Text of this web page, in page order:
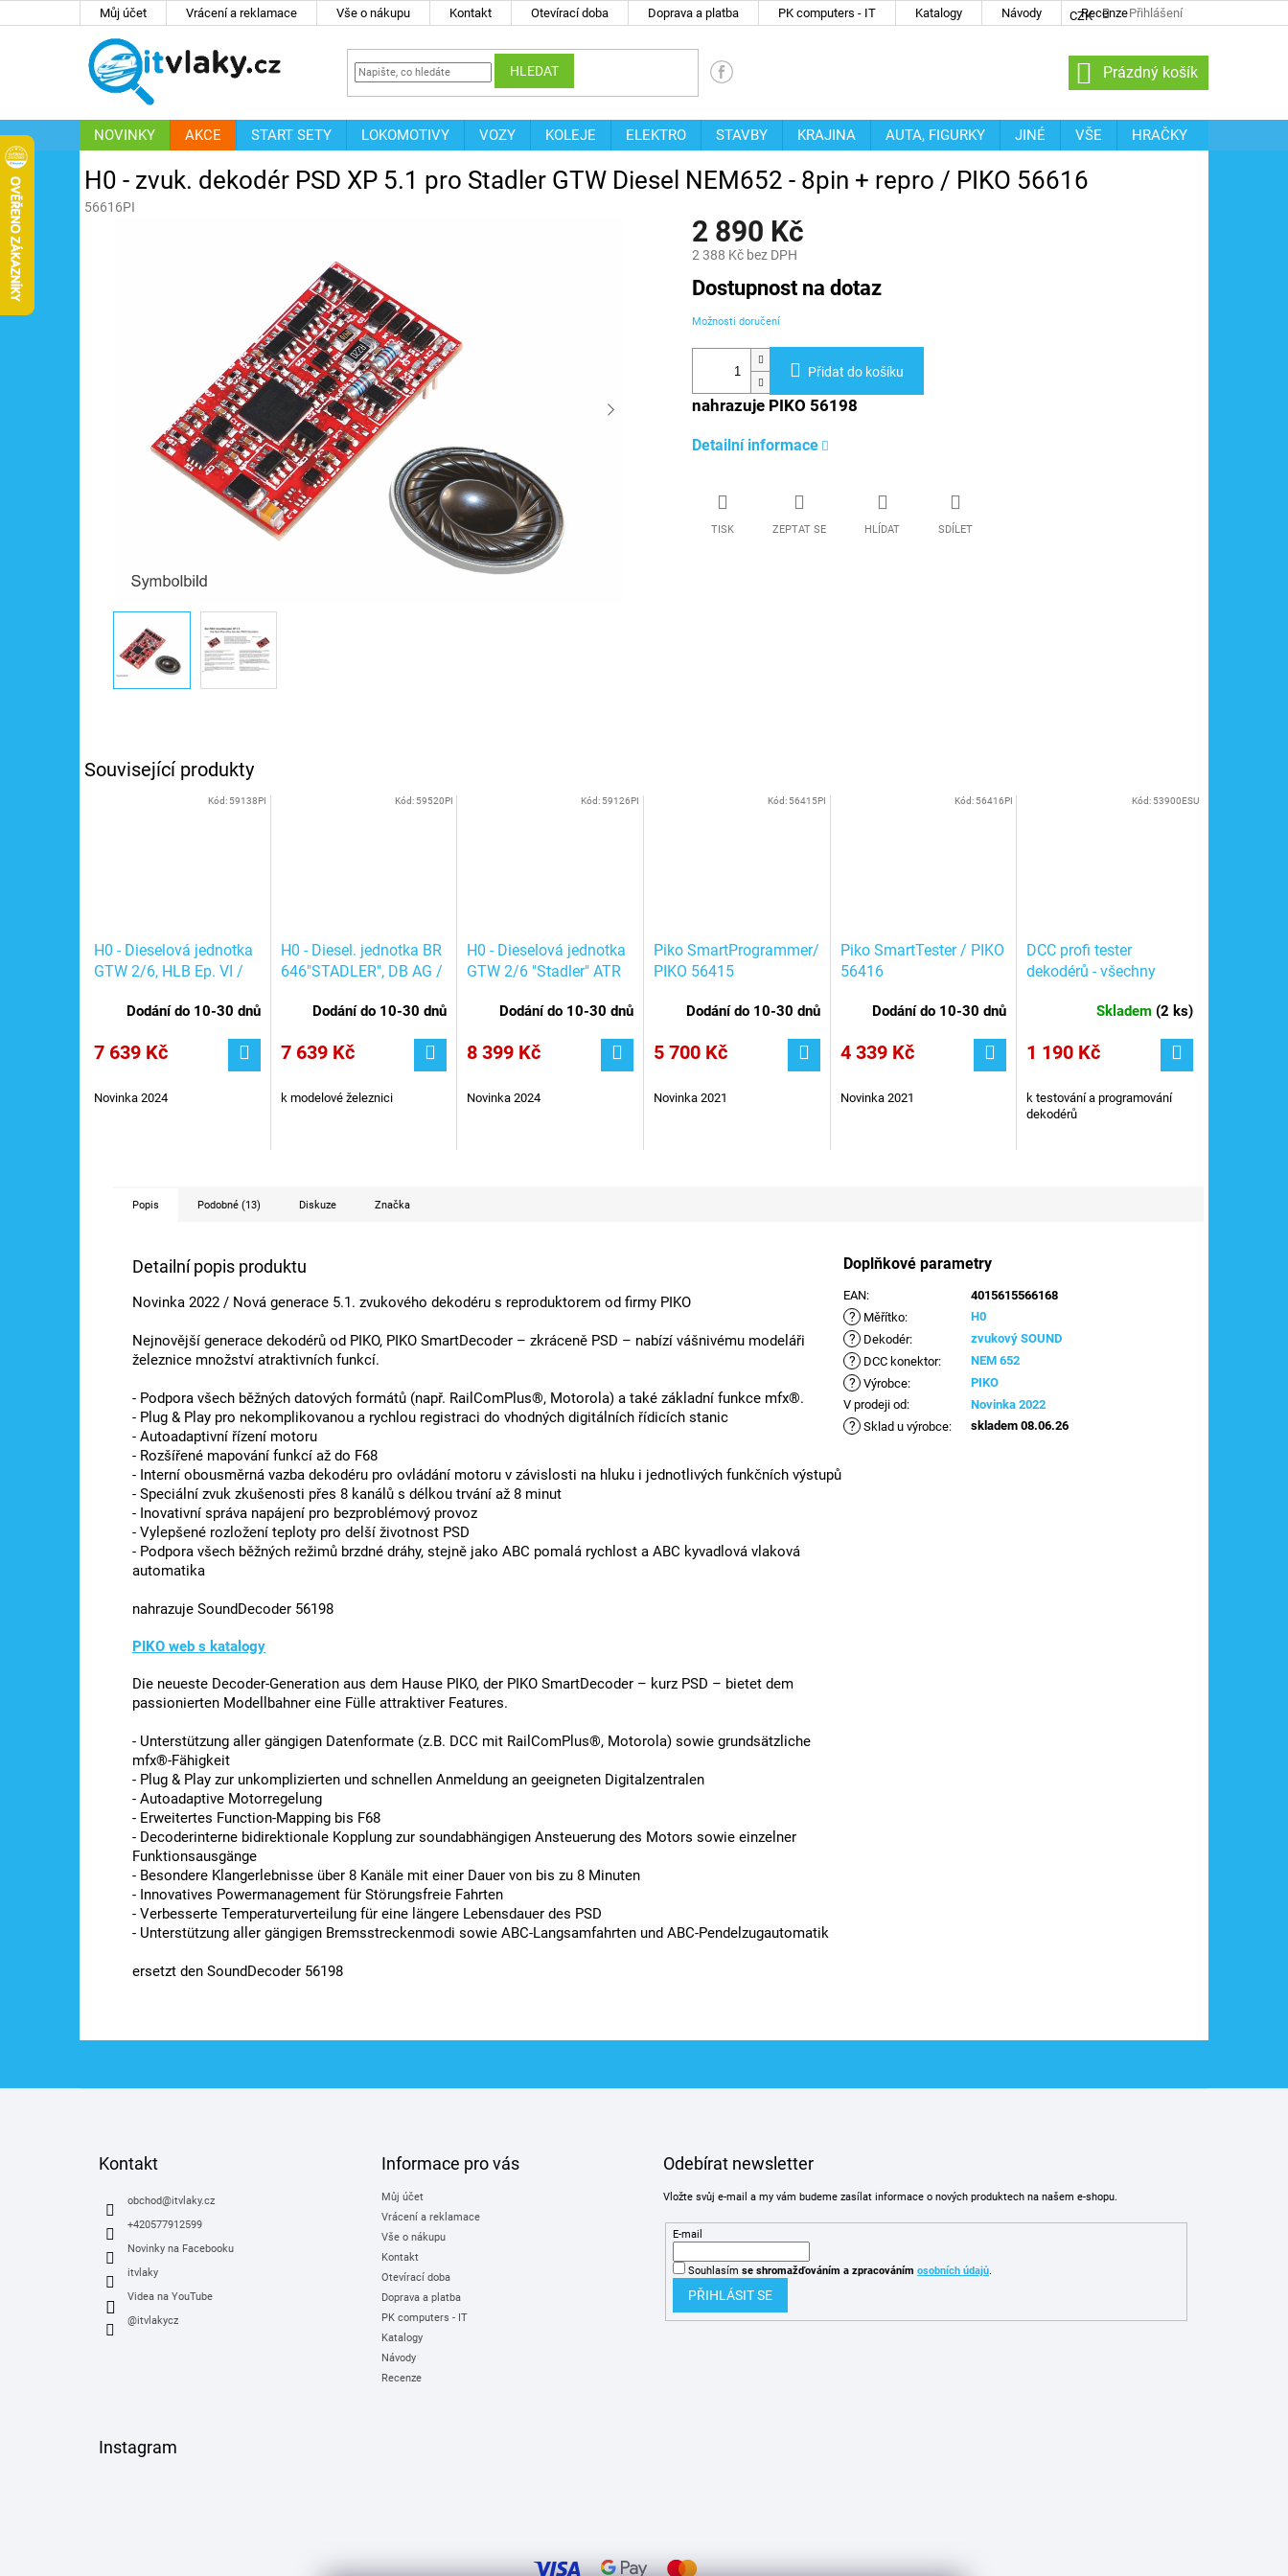
Můj účet Vrácení a reklamace Vše o nákupu Kontakt Otevírací doba Doprava a platba PK computers - IT Katalogy Návody Recenze
CZK Přihlášení
HLEDAT
NÁKUPNÍ
KOŠÍK
Prázdný košík
NOVINKY AKCE START SETY LOKOMOTIVY VOZY KOLEJE ELEKTRO STAVBY KRAJINA AUTA, FIGURKY JINÉ VŠE
HRAČKY
ZNAČKY
H0 - zvuk. dekodér PSD XP 5.1 pro Stadler GTW Diesel NEM652 - 8pin + repro / PIKO 56616
56616PI
2 890 Kč
2 388 Kč bez DPH
Měrná
cena:
Dostupnost na dotaz
Možnosti doručení
Přidat do košíku
nahrazuje PIKO 56198
Detailní informace
TISK ZEPTAT SE HLÍDAT SDÍLET
Související produkty
H0 - Dieselová jednotka
GTW 2/6, HLB Ep. VI /
Dodání do 10-30 dnů
7 639 Kč
Novinka 2024
Kód: 59138PI
H0 - Diesel. jednotka BR
646"STADLER", DB AG /
Dodání do 10-30 dnů
7 639 Kč
k modelové železnici
Kód: 59520PI
H0 - Dieselová jednotka
GTW 2/6 "Stadler" ATR
Milano,, Ep. VI / PIKO
Dodání do 10-30 dnů
8 399 Kč
Novinka 2024
Kód: 59126PI
Piko SmartProgrammer/
PIKO 56415
Dodání do 10-30 dnů
5 700 Kč
Novinka 2021
Kód: 56415PI
Piko SmartTester / PIKO
56416
Dodání do 10-30 dnů
4 339 Kč
Novinka 2021
Kód: 56416PI
DCC profi tester
dekodérů - všechny
ESU 53900Skladem (2 ks)
1 190 Kč
k testování a programování
dekodérů
Kód: 53900ESU
Popis Podobné (13) Diskuze Značka
Detailní popis produktu
Novinka 2022 / Nová generace 5.1. zvukového dekodéru s reproduktorem od firmy PIKO
Nejnovější generace dekodérů od PIKO, PIKO SmartDecoder – zkráceně PSD – nabízí vášnivému modeláři
železnice množství atraktivních funkcí.
- Podpora všech běžných datových formátů (např. RailComPlus®, Motorola) a také základní funkce mfx®.
- Plug & Play pro nekomplikovanou a rychlou registraci do vhodných digitálních řídicích stanic
- Autoadaptivní řízení motoru
- Rozšířené mapování funkcí až do F68
- Interní obousměrná vazba dekodéru pro ovládání motoru v závislosti na hluku i jednotlivých funkčních výstupů
- Speciální zvuk zkušenosti přes 8 kanálů s délkou trvání až 8 minut
- Inovativní správa napájení pro bezproblémový provoz
- Vylepšené rozložení teploty pro delší životnost PSD
- Podpora všech běžných režimů brzdné dráhy, stejně jako ABC pomalá rychlost a ABC kyvadlová vlaková
automatika
nahrazuje SoundDecoder 56198
PIKO web s katalogy
Die neueste Decoder-Generation aus dem Hause PIKO, der PIKO SmartDecoder – kurz PSD – bietet dem
passionierten Modellbahner eine Fülle attraktiver Features.
- Unterstützung aller gängigen Datenformate (z.B. DCC mit RailComPlus®, Motorola) sowie grundsätzliche
mfx®-Fähigkeit
- Plug & Play zur unkomplizierten und schnellen Anmeldung an geeigneten Digitalzentralen
- Autoadaptive Motorregelung
- Erweitertes Function-Mapping bis F68
- Decoderinterne bidirektionale Kopplung zur soundabhängigen Ansteuerung des Motors sowie einzelner
Funktionsausgänge
- Besondere Klangerlebnisse über 8 Kanäle mit einer Dauer von bis zu 8 Minuten
- Innovatives Powermanagement für Störungsfreie Fahrten
- Verbesserte Temperaturverteilung für eine längere Lebensdauer des PSD
- Unterstützung aller gängigen Bremsstreckenmodi sowie ABC-Langsamfahrten und ABC-Pendelzugautomatik
ersetzt den SoundDecoder 56198
Doplňkové parametry
EAN: 4015615566168
? Měřítko: H0
? Dekodér: zvukový SOUND
? DCC konektor: NEM 652
? Výrobce:
PIKO
V prodeji od: Novinka 2022
? Sklad u výrobce: skladem 08.06.26
Kontakt
obchod@itvlaky.cz
+420577912599
Novinky na Facebooku
itvlaky
Videa na YouTube
@itvlakycz
Informace pro vás
Můj účet
Vrácení a reklamace
Vše o nákupu
Kontakt
Otevírací doba
Doprava a platba
PK computers - IT
Katalogy
Návody
Recenze
Odebírat newsletter
Vložte svůj e-mail a my vám budeme zasílat informace o nových produktech na našem e-shopu.
E-mail
Souhlasím se shromažďováním a zpracováním osobních údajů.
PŘIHLÁSIT SE
Instagram